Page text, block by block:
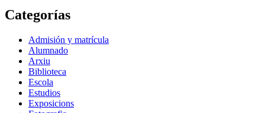
Categorías
Admisión y matrícula
Alumnado
Arxiu
Biblioteca
Escola
Estudios
Exposicions